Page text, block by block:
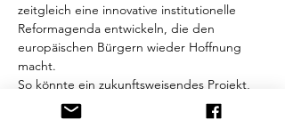
zeitgleich eine innovative institutionelle
Reformagenda entwickeln, die den
europäischen Bürgern wieder Hoffnung
macht.
So könnte ein zukunftsweisendes Projekt,
eine EUtopia, entstehen, das ein Bollwerk
gegen eine globale, transhumanistische